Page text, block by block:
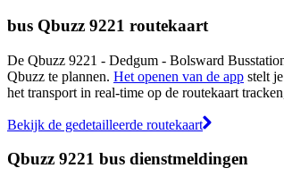
bus Qbuzz 9221 routekaart
De Qbuzz 9221 - Dedgum - Bolsward
Qbuzz te plannen. Het openen van de app stelt
het transport in real-time op de routekaart
Bekijk de gedetailleerde routekaart
Qbuzz 9221 bus dienstmeldingen